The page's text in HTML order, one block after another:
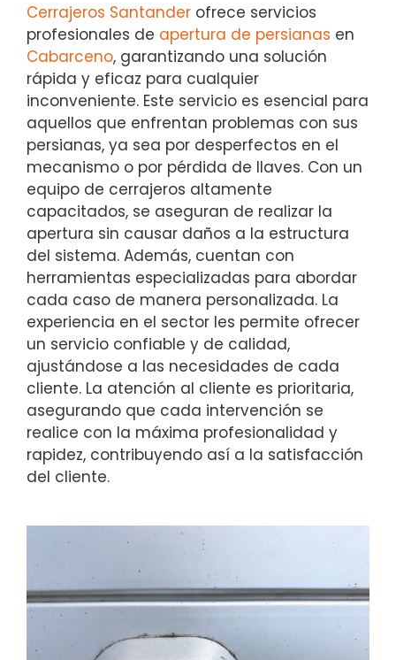
Cerrajeros Santander ofrece servicios
profesionales de apertura de persianas en
Cabarceno, garantizando una solución
rápida y eficaz para cualquier
inconveniente. Este servicio es esencial para
aquellos que enfrentan problemas con sus
persianas, ya sea por desperfectos en el
mecanismo o por pérdida de llaves. Con un
equipo de cerrajeros altamente
capacitados, se aseguran de realizar la
apertura sin causar daños a la estructura
del sistema. Además, cuentan con
herramientas especializadas para abordar
cada caso de manera personalizada. La
experiencia en el sector les permite ofrecer
un servicio confiable y de calidad,
ajustándose a las necesidades de cada
cliente. La atención al cliente es prioritaria,
asegurando que cada intervención se
realice con la máxima profesionalidad y
rapidez, contribuyendo así a la satisfacción
del cliente.